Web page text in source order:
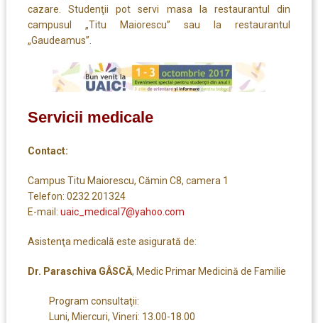
cazare. Studenţii pot servi masa la restaurantul din
campusul „Titu Maiorescu” sau la restaurantul
„Gaudeamus”.
Servicii medicale
Contact:
Campus Titu Maiorescu, Cămin C8, camera 1
Telefon: 0232 201324
E-mail: uaic_medical7@yahoo.com
Asistenţa medicală este asigurată de:
Dr. Paraschiva GÂSCĂ, Medic Primar Medicină de Familie
Program consultaţii:
Luni, Miercuri, Vineri: 13.00-18.00